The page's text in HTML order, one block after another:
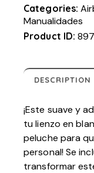
Categories:
Manualidades
Product ID:
DESCRIPTION
¡Este suave y
tu lienzo en
peluche para
personal! Se
transformar